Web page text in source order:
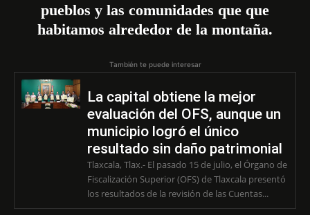
pueblos y las comunidades que que
habitamos alrededor de la montaña.
También te puede interesar
La capital obtiene la mejor
evaluación del OFS, aunque un
municipio logró el único
resultado sin daño patrimonial
Tlaxcala, Tlax.- El pasado 15 de julio, el Órgano de
Fiscalización Superior (OFS) de Tlaxcala presentó
los resultados de la revisión de las Cuentas...